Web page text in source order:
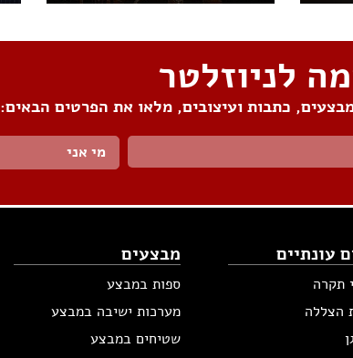
לניוזלטר
כתבות ועיצובים, מלאו את הפרטים הבאים:
מי אני
עונתיים
תקרה
הצללה
מבצעים
ספות במבצע
מערכות ישיבה במבצע
שטיחים במבצע